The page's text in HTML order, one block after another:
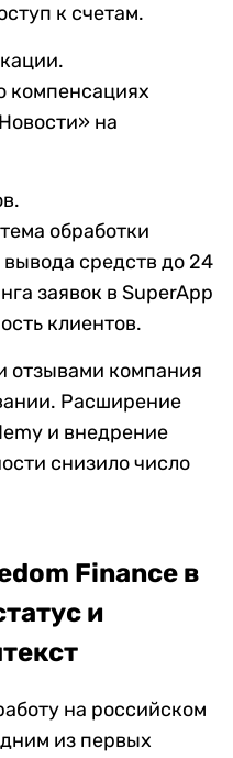
к счетам.
компенсациях
на
обработки
средств до 24
заявок в SuperApp
клиентов.
отзывами компания
Расширение
и внедрение
снизило число
Finance в
и
на российском
из первых